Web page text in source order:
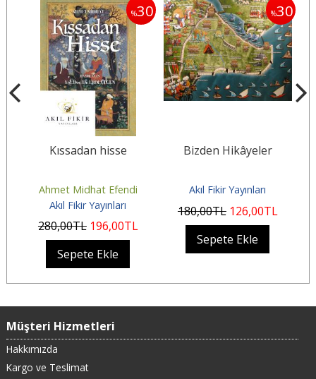
%30
Kıssadan hisse
Ahmet Midhat Efendi
Akıl Fikir Yayınları
280,00TL 196,00TL
Sepete Ekle
%30
Bizden Hikâyeler
Akıl Fikir Yayınları
180,00TL 126,00TL
Sepete Ekle
Müşteri Hizmetleri
Hakkımızda
Kargo ve Teslimat